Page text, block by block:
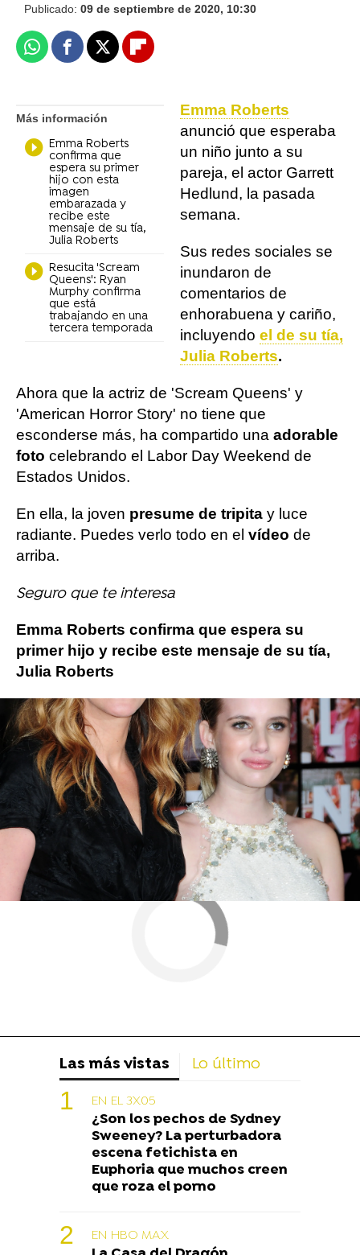
Publicado: 09 de septiembre de 2020, 10:30
WhatsappFacebook
X Flipboard
Más información
Emma Roberts
confirma que
espera su primer
hijo con esta
imagen
embarazada y
recibe este
mensaje de su tía,
Julia Roberts
Resucita 'Scream
Queens': Ryan
Murphy confirma
que está
trabajando en una
tercera temporada
Emma Roberts
anunció que esperaba
un niño junto a su
pareja, el actor Garrett
Hedlund, la pasada
semana.
Sus redes sociales se
inundaron de
comentarios de
enhorabuena y cariño,
incluyendo el de su tía,
Julia Roberts.
Ahora que la actriz de 'Scream Queens' y
'American Horror Story' no tiene que
esconderse más, ha compartido una adorable
foto celebrando el Labor Day Weekend de
Estados Unidos.
En ella, la joven presume de tripita y luce
radiante. Puedes verlo todo en el vídeo de
arriba.
Seguro que te interesa
Emma Roberts confirma que espera su
primer hijo y recibe este mensaje de su tía,
Julia Roberts
Más sobre este tema:
American horror Story Garrett Hedlund
Las más vistas Lo último
EN EL 3X05
¿Son los pechos de Sydney
Sweeney? La perturbadora
escena fetichista en
Euphoria que muchos creen
que roza el porno
EN HBO MAX